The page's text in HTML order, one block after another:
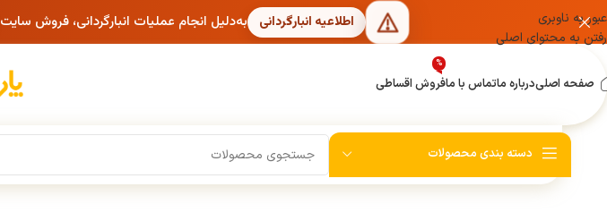
عبور به ناوبری
رفتن به محتوای اصلی
اطلاعیه انبارگردانی به‌دلیل انجام عملیات انبارگردانی، فروش سایت
صفحه اصلیدرباره ماتماس با مافروش اقساطی
%
دسته بندی محصولات